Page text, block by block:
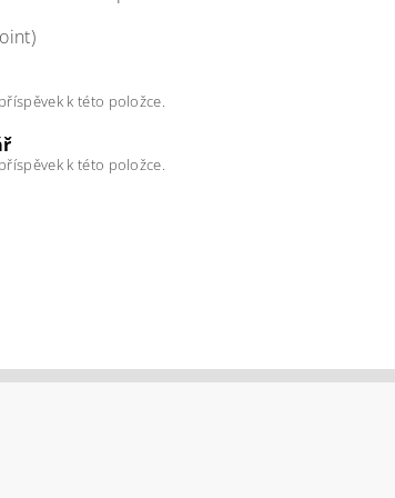
k této položce.
k této položce.